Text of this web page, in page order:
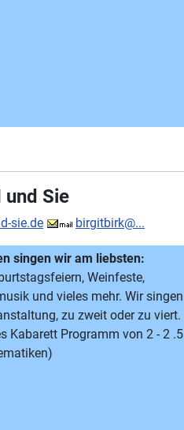
und Sie
sie.de birgitbirk@...
singen wir am liebsten:
Weinfeste,
und vieles mehr. Wir singen
zu zweit oder zu viert.
Kabarett Programm von 2 - 2 .5